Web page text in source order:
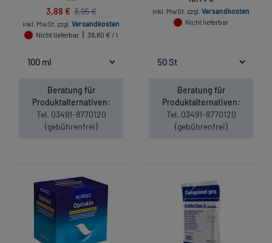
3,88 € 3,95 €
inkl. MwSt. zzgl. Versandkosten
Nicht lieferbar
38,80 € / l
Beratung für
Produktalternativen:
Tel. 03491-8770120
(gebührenfrei)
inkl. MwSt. zzgl. Versandkosten
Nicht lieferbar
Beratung für
Produktalternativen:
Tel. 03491-8770120
(gebührenfrei)